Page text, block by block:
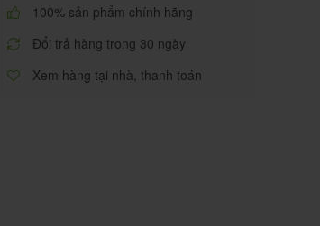
100% sản phẩm chính hãng
Đổi trả hàng trong 30 ngày
Xem hàng tại nhà, thanh toán